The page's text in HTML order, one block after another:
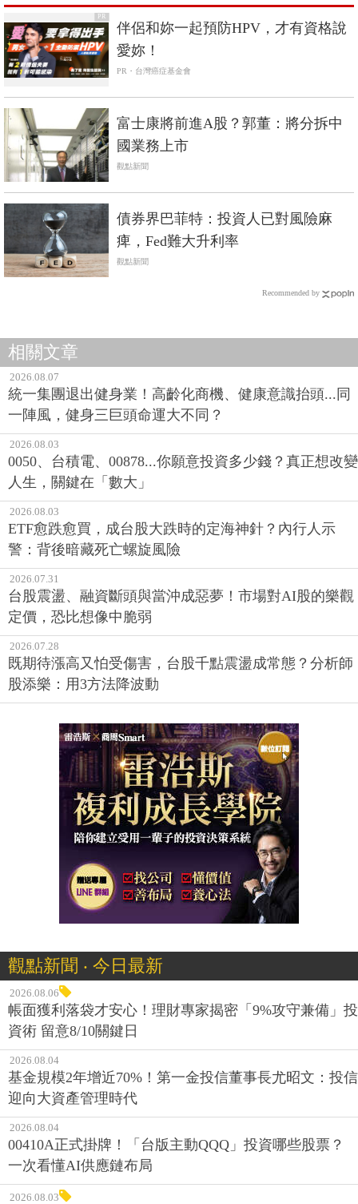
PR
伴侶和妳一起預防HPV，才有資格說
愛妳！
PR・台灣癌症基金會
富士康將前進A股？郭董：將分拆中
國業務上市
觀點新聞
債券界巴菲特：投資人已對風險麻
痺，Fed難大升利率
觀點新聞
Recommended by
相關文章
2026.08.07
統一集團退出健身業！高齡化商機、健康意識抬頭...同
一陣風，健身三巨頭命運大不同？
2026.08.03
0050、台積電、00878...你願意投資多少錢？真正想改變
人生，關鍵在「數大」
2026.08.03
ETF愈跌愈買，成台股大跌時的定海神針？內行人示
警：背後暗藏死亡螺旋風險
2026.07.31
台股震盪、融資斷頭與當沖成惡夢！市場對AI股的樂觀
定價，恐比想像中脆弱
2026.07.28
既期待漲高又怕受傷害，台股千點震盪成常態？分析師
股添樂：用3方法降波動
觀點新聞 ‧ 今日最新
2026.08.06
帳面獲利落袋才安心！理財專家揭密「9%攻守兼備」投
資術 留意8/10關鍵日
2026.08.04
基金規模2年增近70%！第一金投信董事長尤昭文：投信
迎向大資產管理時代
2026.08.04
00410A正式掛牌！「台版主動QQQ」投資哪些股票？
一次看懂AI供應鏈布局
2026.08.03